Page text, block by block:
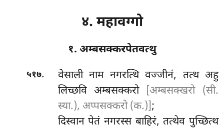
४. महावग्गो
१. अम्बसक्करपेतवत्थु
५१७. वेसाली नाम नगरत्थि वज्जीनं, तत्थ अहु
लिच्छवि अम्बसक्करो
[अम्बसक्खरो (सी.
स्या.), अप्पसक्करो (क.)];
दिस्वान पेतं नगरस्स बाहिरं, तत्थेव पुच्छित्थ